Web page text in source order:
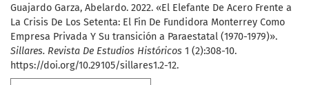
Guajardo Garza, Abelardo. 2022. «El Elefante De Acero Frente a
La Crisis De Los Setenta: El Fin De Fundidora Monterrey Como
Empresa Privada Y Su transición a Paraestatal (1970-1979)».
Sillares. Revista De Estudios Históricos 1 (2):308-10.
https://doi.org/10.29105/sillares1.2-12.